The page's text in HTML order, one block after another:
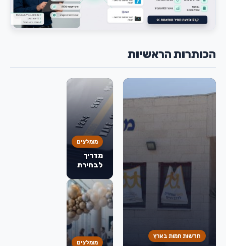
הכותרות הראשיות
חדשות חמות בארץ
מומלצים
מדריך
לבחירת
אשראי:
מה
באמת
חשוב
לפני
שמחליטים
מומלצים